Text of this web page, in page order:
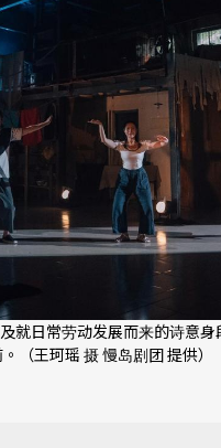
就日常劳动发展而来的诗意
（王珂瑶 摄 慢岛剧团 提供）